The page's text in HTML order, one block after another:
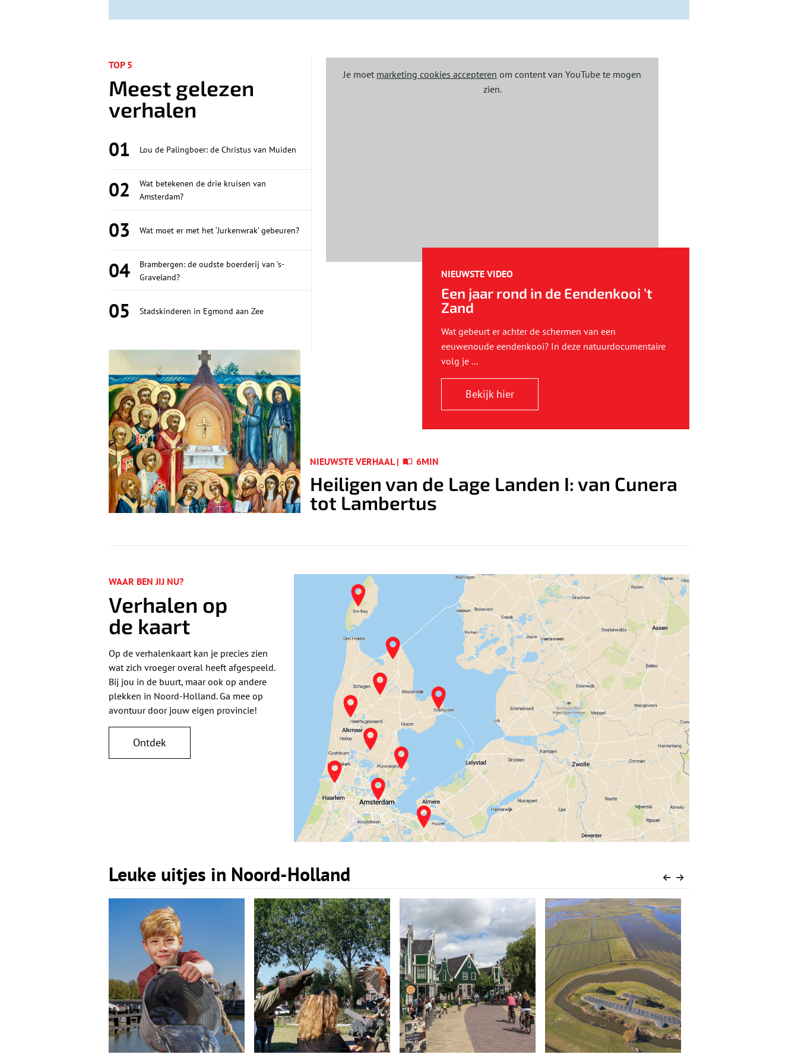
TOP 5
Meest gelezen
verhalen
01 Lou de Palingboer: de Christus van Muiden
02
Wat betekenen de drie kruisen van
Amsterdam?
03 Wat moet er met het ‘Jurkenwrak’ gebeuren?
04
Brambergen: de oudste boerderij van ’s-
Graveland?
05 Stadskinderen in Egmond aan Zee
Je moet marketing cookies accepteren om content van YouTube te mogen
zien.
NIEUWSTE VIDEO
Een jaar rond in de Eendenkooi ’t
Zand
Wat gebeurt er achter de schermen van een
eeuwenoude eendenkooi? In deze natuurdocumentaire
volg je ...
Bekijk hier
NIEUWSTE VERHAAL | 6MIN
Heiligen van de Lage Landen I: van Cunera
tot Lambertus
WAAR BEN JIJ NU?
Verhalen op
de kaart
Op de verhalenkaart kan je precies zien
wat zich vroeger overal heeft afgespeeld.
Bij jou in de buurt, maar ook op andere
plekken in Noord-Holland. Ga mee op
avontuur door jouw eigen provincie!
Ontdek
Leuke uitjes in Noord-Holland